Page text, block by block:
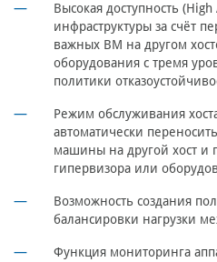
Высокая доступность
инфраструктуры за счёт
важных ВМ на другом
оборудования с тремя
политики
Режим обслуживания
автоматически
машины на другой хост и
гипервизора или
Возможность создания
балансировки нагрузки
Функция мониторинга